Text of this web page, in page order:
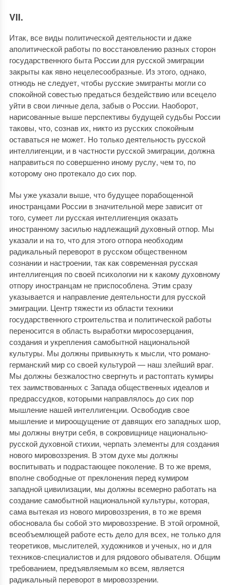
VII.
Итак, все виды политической деятельности и даже
аполитической работы по восстановлению разных сторон
государственного быта России для русской эмиграции
закрыты как явно нецелесообразные. Из этого, однако,
отнюдь не следует, чтобы русские эмигранты могли со
спокойной совестью предаться бездействию или всецело
уйти в свои личные дела, забыв о России. Наоборот,
нарисованные выше перспективы будущей судьбы России
таковы, что, сознав их, никто из русских спокойным
оставаться не может. Но только деятельность русской
интеллигенции, и в частности русской эмиграции, должна
направиться по совершенно иному руслу, чем то, по
которому оно протекало до сих пор.
Мы уже указали выше, что будущее порабощенной
иностранцами России в значительной мере зависит от
того, сумеет ли русская интеллигенция оказать
иностранному засилью надлежащий духовный отпор. Мы
указали и на то, что для этого отпора необходим
радикальный переворот в русском общественном
сознании и настроении, так как современная русская
интеллигенция по своей психологии ни к какому духовному
отпору иностранцам не приспособлена. Этим сразу
указывается и направление деятельности для русской
эмиграции. Центр тяжести из области техники
государственного строительства и политической работы
переносится в область выработки миросозерцания,
создания и укрепления самобытной национальной
культуры. Мы должны привыкнуть к мысли, что романо-
германский мир со своей культурой — наш злейший враг.
Мы должны безжалостно свергнуть и растоптать кумиры
тех заимствованных с Запада общественных идеалов и
предрассудков, которыми направлялось до сих пор
мышление нашей интеллигенции. Освободив свое
мышление и мироощущение от давящих его западных шор,
мы должны внутри себя, в сокровищнице национально-
русской духовной стихии, черпать элементы для создания
нового мировоззрения. В этом духе мы должны
воспитывать и подрастающее поколение. В то же время,
вполне свободные от преклонения перед кумиром
западной цивилизации, мы должны всемерно работать на
создание самобытной национальной культуры, которая,
сама вытекая из нового мировоззрения, в то же время
обосновала бы собой это мировоззрение. В этой огромной,
всеобъемлющей работе есть дело для всех, не только для
теоретиков, мыслителей, художников и ученых, но и для
техников-специалистов и для рядового обывателя. Общим
требованием, предъявляемым ко всем, является
радикальный переворот в мировоззрении.